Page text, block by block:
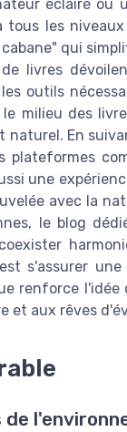
éclairé ou
les
qui
livres
outils
milieu des
En
une
avec la
le blog
s'assurer une
renforce
et aux rêves